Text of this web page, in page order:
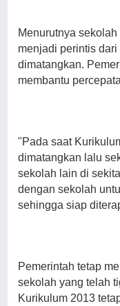
Menurutnya
menjadi perintis
dimatangkan.
membantu
"Pada saat
dimatangkan lalu
sekolah lain di
dengan sekolah
sehingga siap
Pemerintah tetap
sekolah yang telah
Kurikulum 2013